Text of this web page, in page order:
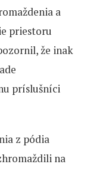
a
priestoru
že inak
príslušníci
z pódia
na